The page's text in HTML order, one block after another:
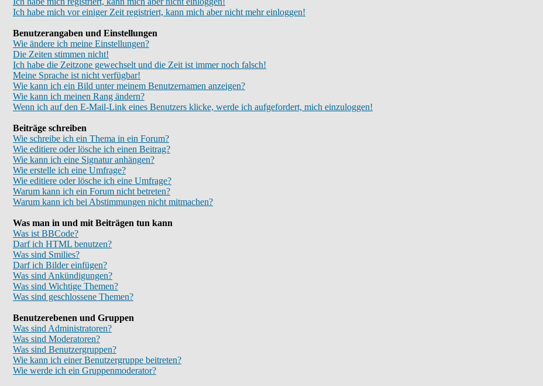
Ich habe mich vor einiger Zeit registriert, kann mich aber nicht mehr einloggen!
Benutzerangaben und Einstellungen
Wie ändere ich meine Einstellungen?
Die Zeiten stimmen nicht!
Ich habe die Zeitzone gewechselt und die Zeit ist immer noch falsch!
Meine Sprache ist nicht verfügbar!
Wie kann ich ein Bild unter meinem Benutzernamen anzeigen?
Wie kann ich meinen Rang ändern?
Wenn ich auf den E-Mail-Link eines Benutzers klicke, werde ich aufgefordert, mich einzuloggen!
Beiträge schreiben
Wie schreibe ich ein Thema in ein Forum?
Wie editiere oder lösche ich einen Beitrag?
Wie kann ich eine Signatur anhängen?
Wie erstelle ich eine Umfrage?
Wie editiere oder lösche ich eine Umfrage?
Warum kann ich ein Forum nicht betreten?
Warum kann ich bei Abstimmungen nicht mitmachen?
Was man in und mit Beiträgen tun kann
Was ist BBCode?
Darf ich HTML benutzen?
Was sind Smilies?
Darf ich Bilder einfügen?
Was sind Ankündigungen?
Was sind Wichtige Themen?
Was sind geschlossene Themen?
Benutzerebenen und Gruppen
Was sind Administratoren?
Was sind Moderatoren?
Was sind Benutzergruppen?
Wie kann ich einer Benutzergruppe beitreten?
Wie werde ich ein Gruppenmoderator?